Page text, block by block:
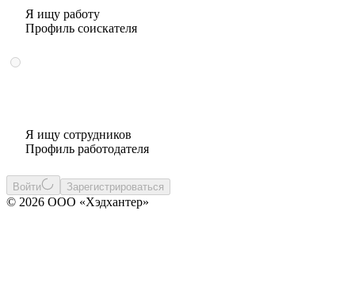
Я ищу работу
Профиль соискателя
Я ищу сотрудников
Профиль работодателя
Войти Зарегистрироваться
© 2026 ООО «Хэдхантер»